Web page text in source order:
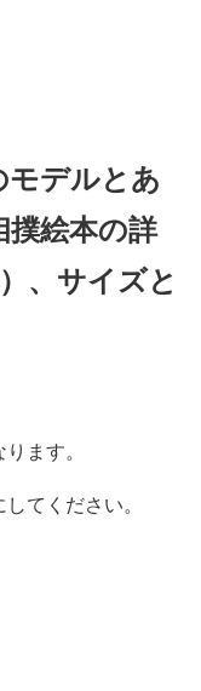
デルとあ
撲絵本の詳
、サイズと
ます。
てください。